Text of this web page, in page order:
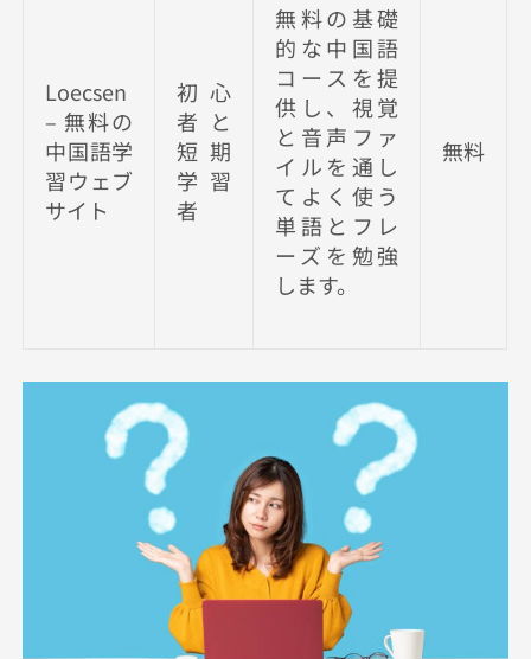
Loecsen
– 無料の
中国語学
習ウェブ
サイト
初心
者と
短期
学習
者
無料の基礎
的な中国語
コースを提
供し、視覚
と音声ファ
イルを通し
てよく使う
単語とフレ
ーズを勉強
します。
無料